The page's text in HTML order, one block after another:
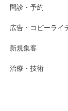
問診・予約
広告・コピーライ
新規集客
治療・技術